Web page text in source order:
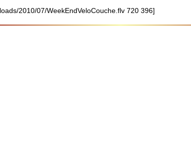
2010/07/WeekEndVeloCouche.flv 720 396]